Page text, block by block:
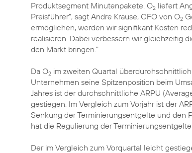
Produktsegment Minutenpakete. O2 liefert
Preisführer", sagt Andre Krause, CFO von O2
ermöglichen, werden wir signifikant Kosten
realisieren. Dabei verbessern wir gleichzeitig
den Markt bringen."
Da O2 im zweiten Quartal
Unternehmen seine Spitzenposition beim
Jahres ist der durchschnittliche ARPU
gestiegen. Im Vergleich zum Vorjahr ist der
Senkung der Terminierungsentgelte und den
hat die Regulierung der
Der im Vergleich zum Vorquartal leicht